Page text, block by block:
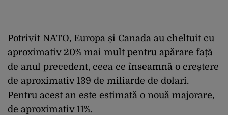
Potrivit NATO, Europa și Canada au cheltuit cu
aproximativ 20% mai mult pentru apărare față
de anul precedent, ceea ce înseamnă o creștere
de aproximativ 139 de miliarde de dolari.
Pentru acest an este estimată o nouă majorare,
de aproximativ 11%.